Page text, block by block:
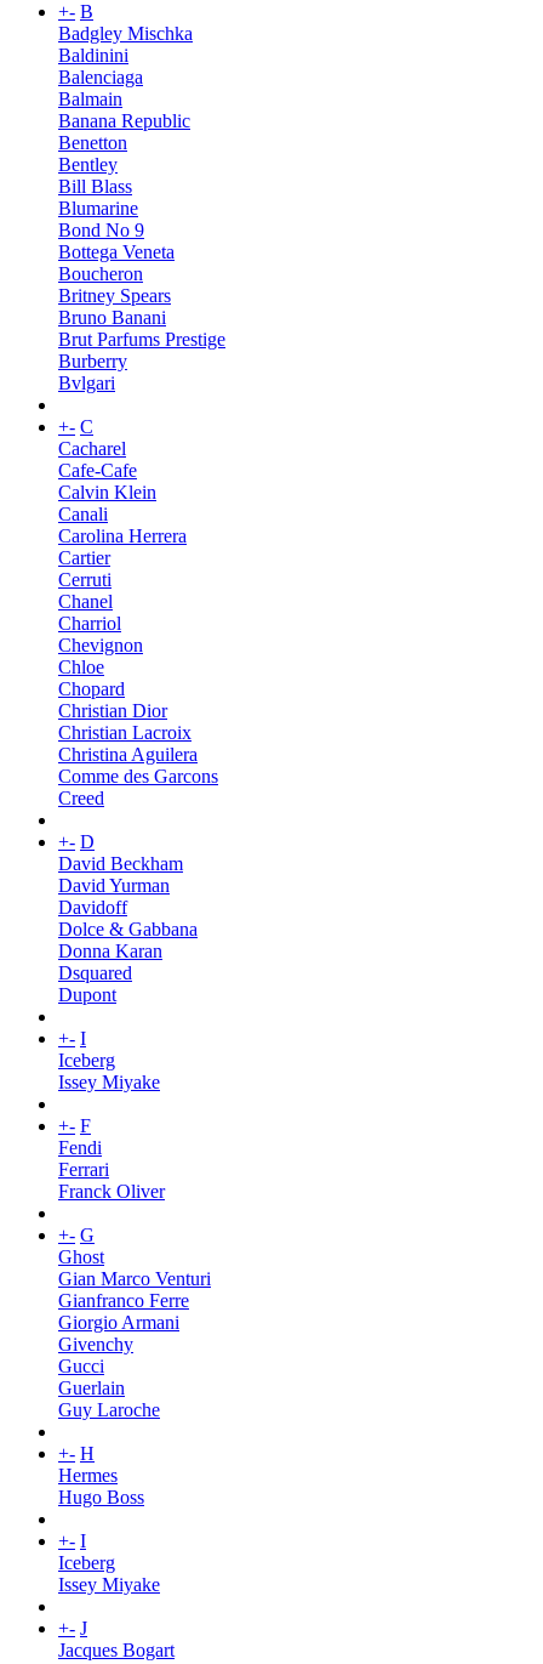
+- B
Badgley Mischka
Baldinini
Balenciaga
Balmain
Banana Republic
Benetton
Bentley
Bill Blass
Blumarine
Bond No 9
Bottega Veneta
Boucheron
Britney Spears
Bruno Banani
Brut Parfums Prestige
Burberry
Bvlgari
+- C
Cacharel
Cafe-Cafe
Calvin Klein
Canali
Carolina Herrera
Cartier
Cerruti
Chanel
Charriol
Chevignon
Chloe
Chopard
Christian Dior
Christian Lacroix
Christina Aguilera
Comme des Garcons
Creed
+- D
David Beckham
David Yurman
Davidoff
Dolce & Gabbana
Donna Karan
Dsquared
Dupont
+- I
Iceberg
Issey Miyake
+- F
Fendi
Ferrari
Franck Oliver
+- G
Ghost
Gian Marco Venturi
Gianfranco Ferre
Giorgio Armani
Givenchy
Gucci
Guerlain
Guy Laroche
+- H
Hermes
Hugo Boss
+- I
Iceberg
Issey Miyake
+- J
Jacques Bogart